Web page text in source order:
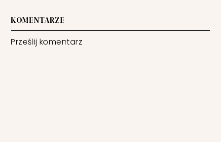
KOMENTARZE
Prześlij komentarz